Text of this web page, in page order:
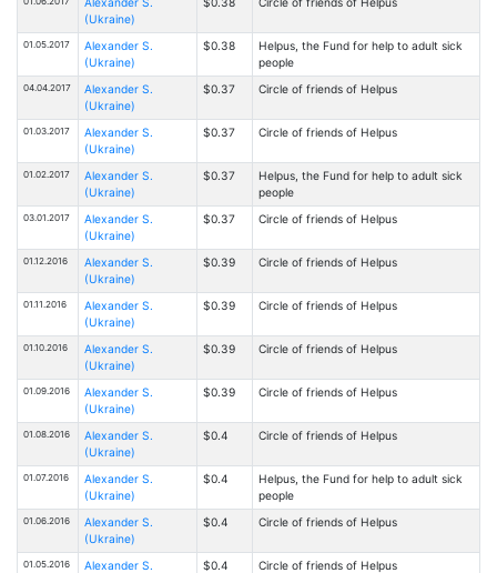
(Ukraine)
01.05.2017
Alexander S.
(Ukraine)
$0.38
Helpus, the Fund for help to adult sick
people
04.04.2017
Alexander S.
(Ukraine)
$0.37 Circle of friends of Helpus
01.03.2017
Alexander S.
(Ukraine)
$0.37 Circle of friends of Helpus
01.02.2017
Alexander S.
(Ukraine)
$0.37
Helpus, the Fund for help to adult sick
people
03.01.2017
Alexander S.
(Ukraine)
$0.37 Circle of friends of Helpus
01.12.2016
Alexander S.
(Ukraine)
$0.39 Circle of friends of Helpus
01.11.2016
Alexander S.
(Ukraine)
$0.39 Circle of friends of Helpus
01.10.2016
Alexander S.
(Ukraine)
$0.39 Circle of friends of Helpus
01.09.2016
Alexander S.
(Ukraine)
$0.39 Circle of friends of Helpus
01.08.2016
Alexander S.
(Ukraine)
$0.4 Circle of friends of Helpus
01.07.2016
Alexander S.
(Ukraine)
$0.4
Helpus, the Fund for help to adult sick
people
01.06.2016
Alexander S.
(Ukraine)
$0.4 Circle of friends of Helpus
01.05.2016
Alexander S.
$0.4 Circle of friends of Helpus